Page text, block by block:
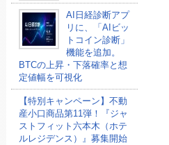
AI日経診断アプ
リに、「AIビッ
トコイン診断」
機能を追加。
BTCの上昇・下落確率と想
定値幅を可視化
【特別キャンペーン】不動
産小口商品第11弾！『ジャ
ストフィット六本木（ホテ
ルレジデンス）』募集開始